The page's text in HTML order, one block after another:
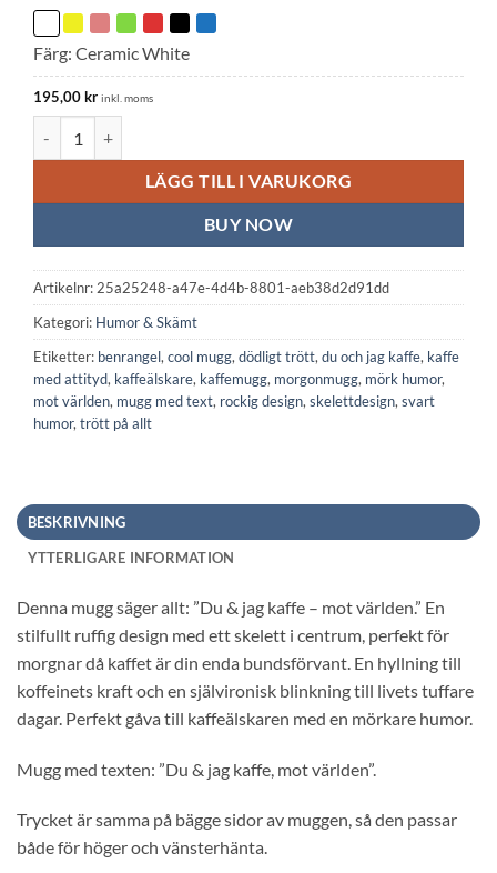
Färg: Ceramic White
195,00kr inkl. moms
LÄGG TILL I VARUKORG
BUY NOW
Artikelnr: 25a25248-a47e-4d4b-8801-aeb38d2d91dd
Kategori: Humor & Skämt
Etiketter: benrangel, cool mugg, dödligt trött, du och jag kaffe, kaffe
med attityd, kaffeälskare, kaffemugg, morgonmugg, mörk humor,
mot världen, mugg med text, rockig design, skelettdesign, svart
humor, trött på allt
BESKRIVNING
YTTERLIGARE INFORMATION
Denna mugg säger allt: ”Du & jag kaffe – mot världen.” En
stilfullt ruffig design med ett skelett i centrum, perfekt för
morgnar då kaffet är din enda bundsförvant. En hyllning till
koffeinets kraft och en självironisk blinkning till livets tuffare
dagar. Perfekt gåva till kaffeälskaren med en mörkare humor.
Mugg med texten: ”Du & jag kaffe, mot världen”.
Trycket är samma på bägge sidor av muggen, så den passar
både för höger och vänsterhänta.